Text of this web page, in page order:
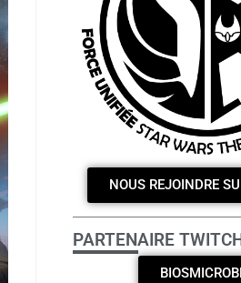
NOUS REJOINDRE
PARTENAIRE